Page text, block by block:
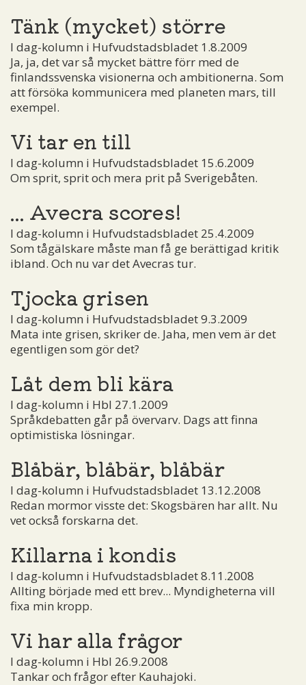
Tänk (mycket) större
I dag-kolumn i Hufvudstadsbladet 1.8.2009
Ja, ja, det var så mycket bättre förr med de
finlandssvenska visionerna och ambitionerna. Som
att försöka kommunicera med planeten mars, till
exempel.
Vi tar en till
I dag-kolumn i Hufvudstadsbladet 15.6.2009
Om sprit, sprit och mera prit på Sverigebåten.
... Avecra scores!
I dag-kolumn i Hufvudstadsbladet 25.4.2009
Som tågälskare måste man få ge berättigad kritik
ibland. Och nu var det Avecras tur.
Tjocka grisen
I dag-kolumn i Hufvudstadsbladet 9.3.2009
Mata inte grisen, skriker de. Jaha, men vem är det
egentligen som gör det?
Låt dem bli kära
I dag-kolumn i Hbl 27.1.2009
Språkdebatten går på övervarv. Dags att finna
optimistiska lösningar.
Blåbär, blåbär, blåbär
I dag-kolumn i Hufvudstadsbladet 13.12.2008
Redan mormor visste det: Skogsbären har allt. Nu
vet också forskarna det.
Killarna i kondis
I dag-kolumn i Hufvudstadsbladet 8.11.2008
Allting började med ett brev... Myndigheterna vill
fixa min kropp.
Vi har alla frågor
I dag-kolumn i Hbl 26.9.2008
Tankar och frågor efter Kauhajoki.